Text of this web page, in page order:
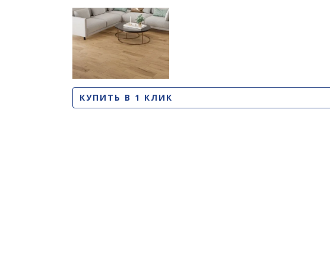
КУПИТЬ В 1 КЛИК